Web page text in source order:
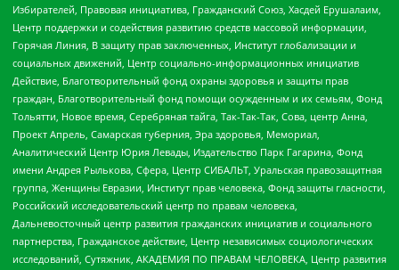
Избирателей, Правовая инициатива, Гражданский Союз, Хасдей Ерушалаим,
Центр поддержки и содействия развитию средств массовой информации,
Горячая Линия, В защиту прав заключенных, Институт глобализации и
социальных движений, Центр социально-информационных инициатив
Действие, Благотворительный фонд охраны здоровья и защиты прав
граждан, Благотворительный фонд помощи осужденным и их семьям, Фонд
Тольятти, Новое время, Серебряная тайга, Так-Так-Так, Сова, центр Анна,
Проект Апрель, Самарская губерния, Эра здоровья, Мемориал,
Аналитический Центр Юрия Левады, Издательство Парк Гагарина, Фонд
имени Андрея Рылькова, Сфера, Центр СИБАЛЬТ, Уральская правозащитная
группа, Женщины Евразии, Институт прав человека, Фонд защиты гласности,
Российский исследовательский центр по правам человека,
Дальневосточный центр развития гражданских инициатив и социального
партнерства, Гражданское действие, Центр независимых социологических
исследований, Сутяжник, АКАДЕМИЯ ПО ПРАВАМ ЧЕЛОВЕКА, Центр развития